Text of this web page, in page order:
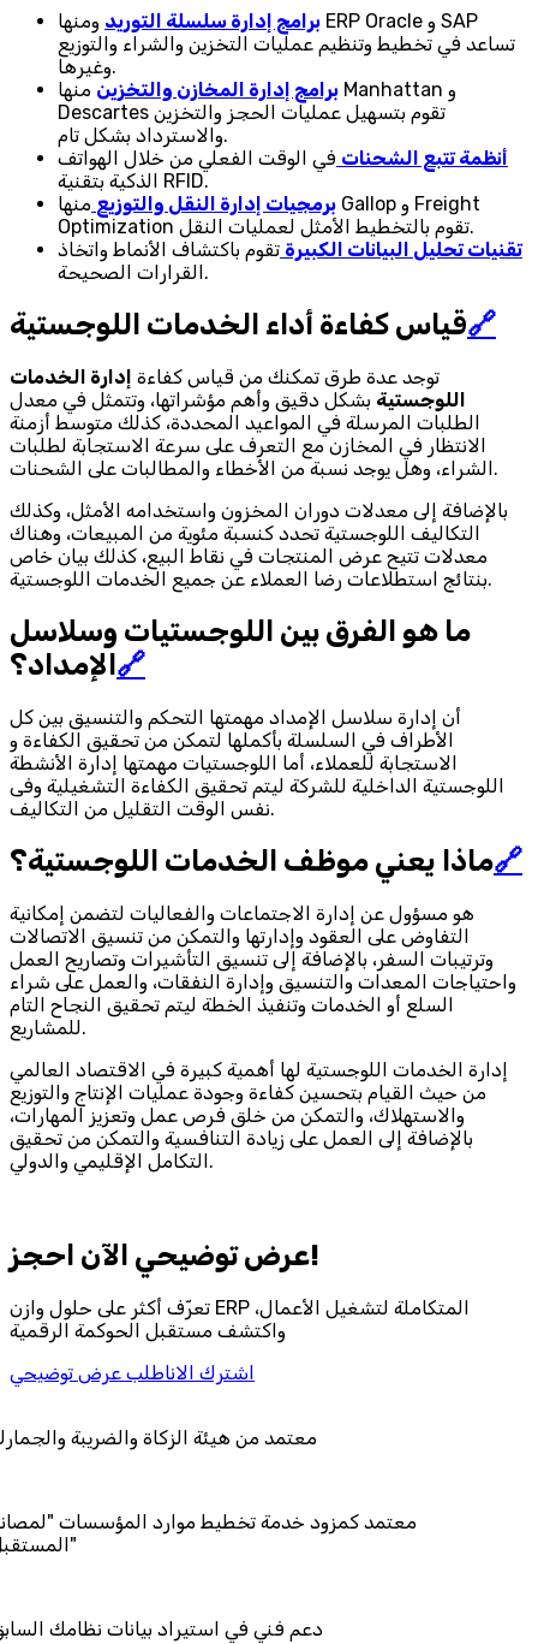
برامج إدارة سلسلة التوريد ومنها ERP Oracle و SAP
تساعد في تخطيط وتنظيم عمليات التخزين والشراء والتوزيع
وغيرها.
برامج إدارة المخازن والتخزين منها Manhattan و
Descartes تقوم بتسهيل عمليات الحجز والتخزين
والاسترداد بشكل تام.
أنظمة تتبع الشحنات في الوقت الفعلي من خلال الهواتف
الذكية بتقنية RFID.
برمجيات إدارة النقل والتوزيع منها Gallop و Freight
Optimization تقوم بالتخطيط الأمثل لعمليات النقل.
تقنيات تحليل البيانات الكبيرة تقوم باكتشاف الأنماط واتخاذ
القرارات الصحيحة.
قياس كفاءة أداء الخدمات اللوجستية🔗
توجد عدة طرق تمكنك من قياس كفاءة إدارة الخدمات
اللوجستية بشكل دقيق وأهم مؤشراتها، وتتمثل في معدل
الطلبات المرسلة في المواعيد المحددة، كذلك متوسط أزمنة
الانتظار في المخازن مع التعرف على سرعة الاستجابة لطلبات
الشراء، وهل يوجد نسبة من الأخطاء والمطالبات على الشحنات.
بالإضافة إلى معدلات دوران المخزون واستخدامه الأمثل، وكذلك
التكاليف اللوجستية تحدد كنسبة مئوية من المبيعات، وهناك
معدلات تتيح عرض المنتجات في نقاط البيع، كذلك بيان خاص
بنتائج استطلاعات رضا العملاء عن جميع الخدمات اللوجستية.
ما هو الفرق بين اللوجستيات وسلاسل
الإمداد؟ 🔗
أن إدارة سلاسل الإمداد مهمتها التحكم والتنسيق بين كل
الأطراف في السلسلة بأكملها لتمكن من تحقيق الكفاءة و
الاستجابة للعملاء، أما اللوجستيات مهمتها إدارة الأنشطة
اللوجستية الداخلية للشركة ليتم تحقيق الكفاءة التشغيلية وفى
نفس الوقت التقليل من التكاليف.
ماذا يعني موظف الخدمات اللوجستية؟🔗
هو مسؤول عن إدارة الاجتماعات والفعاليات لتضمن إمكانية
التفاوض على العقود وإدارتها والتمكن من تنسيق الاتصالات
وترتيبات السفر، بالإضافة إلى تنسيق التأشيرات وتصاريح العمل
واحتياجات المعدات والتنسيق وإدارة النفقات، والعمل على شراء
السلع أو الخدمات وتنفيذ الخطة ليتم تحقيق النجاح التام
للمشاريع.
إدارة الخدمات اللوجستية لها أهمية كبيرة في الاقتصاد العالمي
من حيث القيام بتحسين كفاءة وجودة عمليات الإنتاج والتوزيع
والاستهلاك، والتمكن من خلق فرص عمل وتعزيز المهارات،
بالإضافة إلى العمل على زيادة التنافسية والتمكن من تحقيق
التكامل الإقليمي والدولي.
احجز‎ عرض توضيحي الآن!
تعرّف أكثر على حلول وازن ERP المتكاملة لتشغيل الأعمال،
واكتشف مستقبل الحوكمة الرقمية
اشترك الاناطلب عرض توضيحي
معتمد من هيئة الزكاة
معتمد كمزود خدمة تخطيط موارد
دعم فني في استيراد